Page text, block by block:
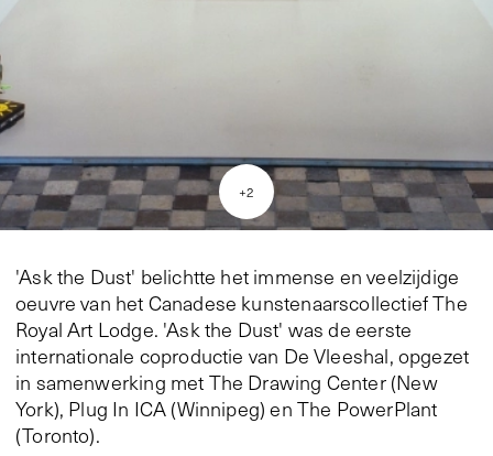
+2
'Ask the Dust' belichtte het immense en veelzijdige
oeuvre van het Canadese kunstenaarscollectief The
Royal Art Lodge. 'Ask the Dust' was de eerste
internationale coproductie van De Vleeshal, opgezet
in samenwerking met The Drawing Center (New
York), Plug In ICA (Winnipeg) en The PowerPlant
(Toronto).